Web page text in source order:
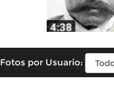
Fotos por Usuario: